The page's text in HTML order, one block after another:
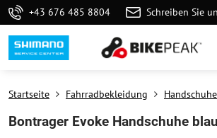
+43 676 485 8804 Schreiben Sie
Startseite Fahrradbekleidung Handschuhe
Bontrager Evoke Handschuhe blau